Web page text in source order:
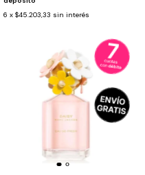
6 x $45.203,33 sin interés